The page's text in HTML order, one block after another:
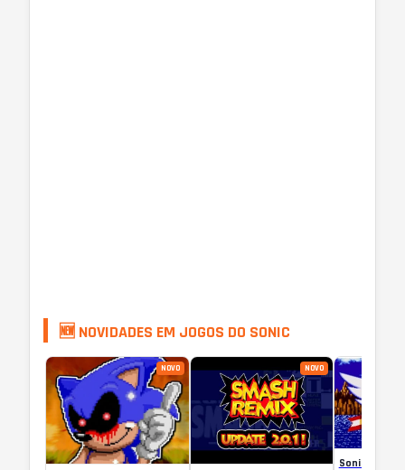
🆕 NOVIDADES EM JOGOS DO SONIC
NOVO NOVO